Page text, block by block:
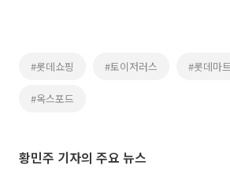
#롯데쇼핑 #토이저러스 #롯데마트
#옥스포드
황민주 기자의 주요 뉴스